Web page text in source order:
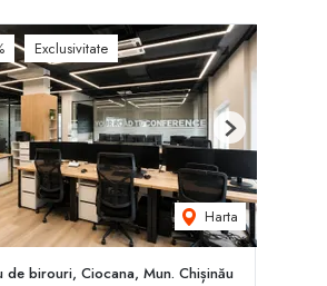
Exclusivitate
Harta
Next
de birouri, Ciocana, Mun. Chișinău